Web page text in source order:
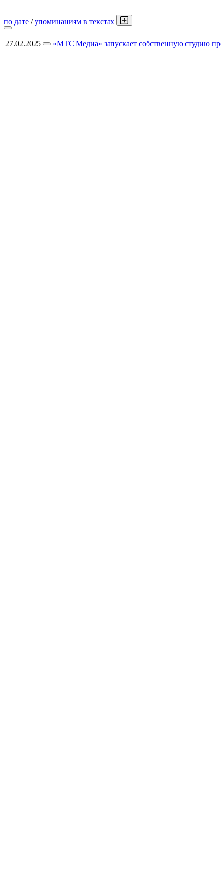
по дате /упоминаниям в текстах
27.02.2025 «МТС Медиа» запускает собственную студию